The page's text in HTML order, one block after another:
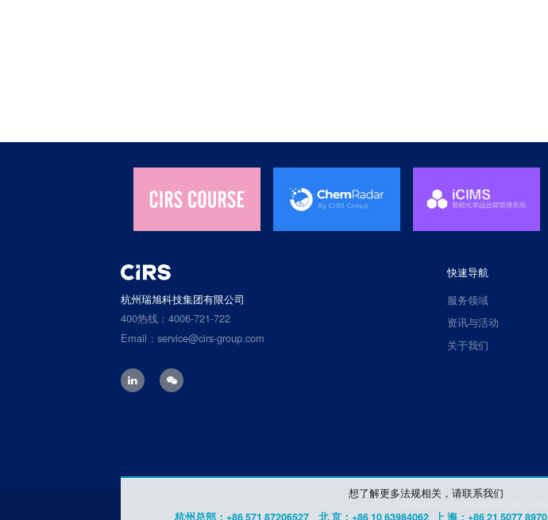
想了解更多法规相关，请联系我们
杭州总部：+86 571 87206527
北 京：+86 10 63984062 上 海：+86 21 5077 8970
杭州瑞旭科技集团有限公司
400热线：4006-721-722
Email：service@cirs-group.com
快速导航
服务领域
资讯与活动
关于我们